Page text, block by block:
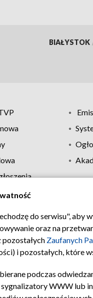
BIAŁYSTOK
do serwisu", aby
oraz na
pozostałych Zaufanych
i pozostałych, które
podczas
WWW lub